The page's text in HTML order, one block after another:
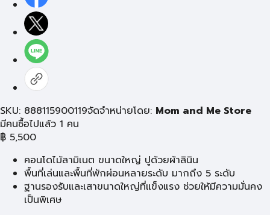
SKU: 888115900119จัดจำหน่ายโดย: Mom and Me Store
มีคนซื้อไปแล้ว 1 คน
฿ 5,500
คอนโดไม้ลามิเนต ขนาดใหญ่ ปูด้วยผ้าลินิน
พื้นที่เล่นและพื้นที่พักผ่อนหลายระดับ มากถึง 5 ระดับ
ฐานรองรับและเสาขนาดใหญ่ที่แข็งแรง ช่วยให้มีความมั่นคง
เป็นพิเศษ